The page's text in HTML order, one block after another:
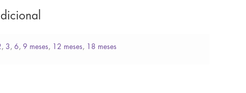
, 3, 6, 9 meses, 12 meses, 18 meses